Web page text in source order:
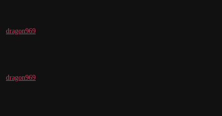
dragon969
dragon969